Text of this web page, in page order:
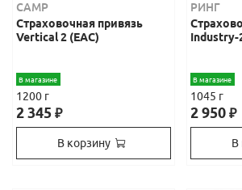
CAMP
Страховочная привязь
Vertical 2 (EAC)
В магазине
1200 г
2 345₽
В корзину
РИНГ
Industry-
В магазине
1045 г
2 950₽
В